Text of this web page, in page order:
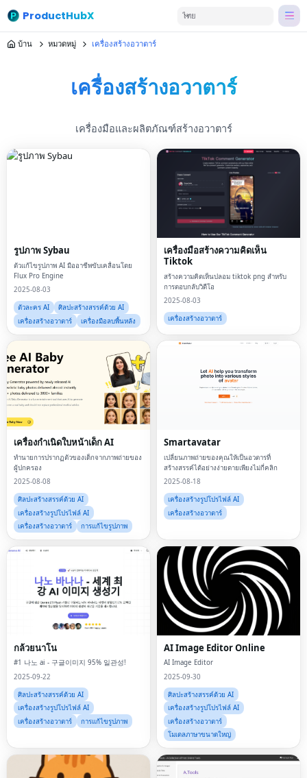
ProductHubX ไทย
บ้าน หมวดหมู่ เครื่องสร้างอวาตาร์
เครื่องสร้างอวาตาร์
เครื่องมือและผลิตภัณฑ์สร้างอวาตาร์
รูปภาพ Sybau
ตัวแก้ไขรูปภาพ AI มืออาชีพขับเคลื่อนโดย
Flux Pro Engine
2025-08-03
ตัวละคร AI
ศิลปะสร้างสรรค์ด้วย AI
เครื่องสร้างอวาตาร์
เครื่องมือลบพื้นหลัง
เครื่องมือสร้างความคิดเห็น
Tiktok
สร้างความคิดเห็นปลอม tiktok png สำหรับ
การตอบกลับวิดีโอ
2025-08-03
เครื่องสร้างอวาตาร์
เครื่องกำเนิดใบหน้าเด็ก AI
ทำนายการปรากฏตัวของเด็กจากภาพถ่ายของ
ผู้ปกครอง
2025-08-08
ศิลปะสร้างสรรค์ด้วย AI
เครื่องสร้างรูปโปรไฟล์ AI
เครื่องสร้างอวาตาร์
การแก้ไขรูปภาพ
Smartavatar
เปลี่ยนภาพถ่ายของคุณให้เป็นอวตารที่
สร้างสรรค์ได้อย่างง่ายดายเพียงไม่กี่คลิก
2025-08-18
เครื่องสร้างรูปโปรไฟล์ AI
เครื่องสร้างอวาตาร์
กล้วยนาโน
#1 나노 ai - 구글이미지 95% 일관성!
2025-09-22
ศิลปะสร้างสรรค์ด้วย AI
เครื่องสร้างรูปโปรไฟล์ AI
เครื่องสร้างอวาตาร์
การแก้ไขรูปภาพ
AI Image Editor Online
AI Image Editor
2025-09-30
ศิลปะสร้างสรรค์ด้วย AI
เครื่องสร้างรูปโปรไฟล์ AI
เครื่องสร้างอวาตาร์
โมเดลภาษาขนาดใหญ่